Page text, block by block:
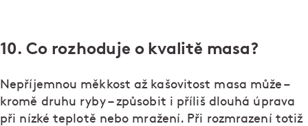
10. Co rozhoduje o kvalitě masa?
Nepříjemnou měkkost až kašovitost masa může –
kromě druhu ryby – způsobit i příliš dlouhá úprava
při nízké teplotě nebo mražení. Při rozmrazení totiž